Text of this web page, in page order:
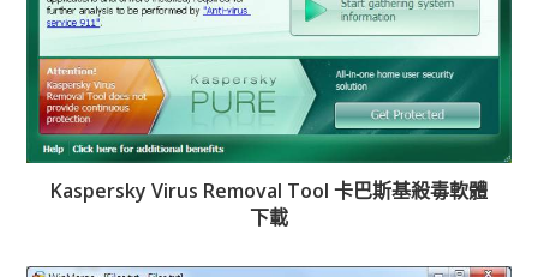
Kaspersky Virus Removal Tool 卡巴斯基殺毒軟體
下載